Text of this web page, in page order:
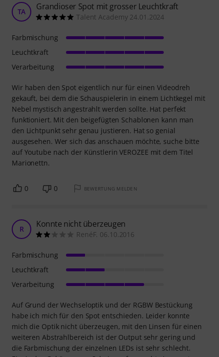
TA Grandioser Spot mit grosser Leuchtkraft
Talent Academy 24.01.2024
Wir haben den Spot eigentlich nur für einen Videodreh
gekauft, bei dem die Schauspielerin in einem Lichtkegel mit
Nebel mystisch angestrahlt werden sollte. Hat perfekt
funktioniert. Mit den beigefügten Schablonen kann man
den Lichtpunkt sehr genau justieren. Hat so genial
ausgesehen. Wer sich das anschauen möchte, suche bitte
auf Youtube nach der Künstlerin VEROZEE mit dem Titel
Marionettn.
Farbmischung
Leuchtkraft
Verarbeitung
0 0 BEWERTUNG MELDEN
R Konnte nicht überzeugen
RenéF. 06.10.2016
Auf Grund der Wechseloptik und der RGBW Bestückung
habe ich mich für den Spot entschieden. Leider konnte
mich die Optik nicht überzeugen, mit den Linsen für einen
weiteren Abstrahlbereich ist der Output sehr gering und
die Farbmischung der einzelnen LEDs ist sehr schlecht.
Farbmischung
Leuchtkraft
Verarbeitung